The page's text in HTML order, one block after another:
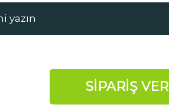
SİPARİŞ VER